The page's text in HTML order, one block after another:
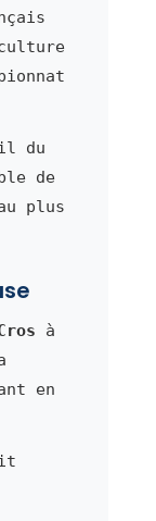
du
de
plus
à
en